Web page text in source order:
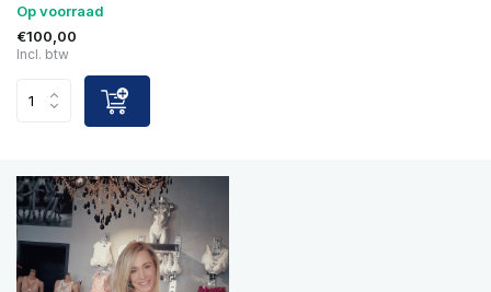
Op voorraad
€100,00
Incl. btw